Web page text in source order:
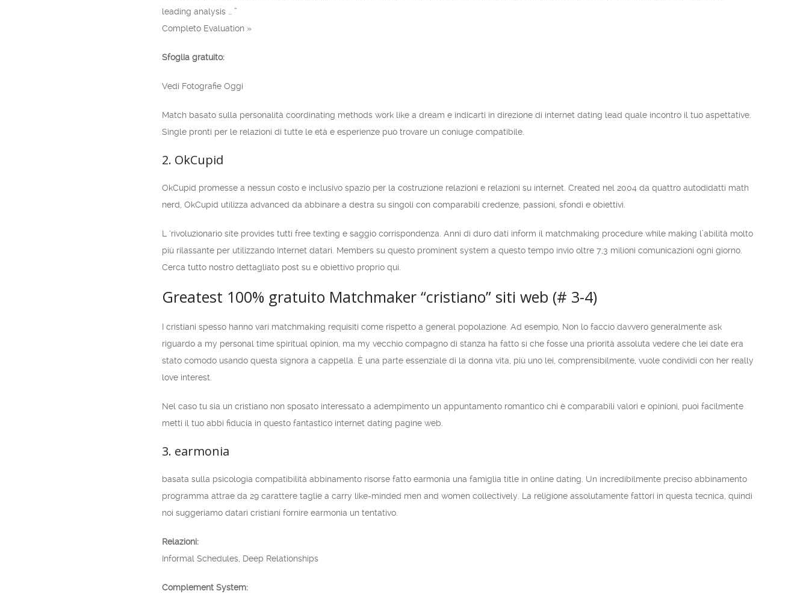
leading analysis … ”
Completo Evaluation »
Sfoglia gratuito:
Vedi Fotografie Oggi
Match basato sulla personalità coordinating methods work like a dream e indicarti in direzione di internet dating lead quale incontro il tuo aspettative.
Single pronti per le relazioni di tutte le età e esperienze può trovare un coniuge compatibile.
2. OkCupid
OkCupid promesse a nessun costo e inclusivo spazio per la costruzione relazioni e relazioni su internet. Created nel 2004 da quattro autodidatti math
nerd, OkCupid utilizza advanced da abbinare a destra su singoli con comparabili credenze, passioni, sfondi e obiettivi.
L ‘rivoluzionario site provides tutti free texting e saggio corrispondenza. Anni di duro dati inform il matchmaking procedure while making l’abilità molto
più rilassante per utilizzando Internet datari. Members su questo prominent system a questo tempo invio oltre 7,3 milioni comunicazioni ogni giorno.
Cerca tutto nostro dettagliato post su e obiettivo proprio qui.
Greatest 100% gratuito Matchmaker “cristiano” siti web (# 3-4)
I cristiani spesso hanno vari matchmaking requisiti come rispetto a general popolazione. Ad esempio, Non lo faccio davvero generalmente ask
riguardo a my personal time spiritual opinion, ma my vecchio compagno di stanza ha fatto sì che fosse una priorità assoluta vedere che lei date era
stato comodo usando questa signora a cappella. È una parte essenziale di la donna vita, più uno lei, comprensibilmente, vuole condividi con her really
love interest.
Nel caso tu sia un cristiano non sposato interessato a adempimento un appuntamento romantico chi è comparabili valori e opinioni, puoi facilmente
metti il ​​tuo abbi fiducia in questo fantastico internet dating pagine web.
3. earmonia
basata sulla psicologia compatibilità abbinamento risorse fatto earmonia una famiglia title in online dating. Un incredibilmente preciso abbinamento
programma attrae da 29 carattere taglie a carry like-minded men and women collectively. La religione assolutamente fattori in questa tecnica, quindi
noi suggeriamo datari cristiani fornire earmonia un tentativo.
Relazioni:
Informal Schedules, Deep Relationships
Complement System: